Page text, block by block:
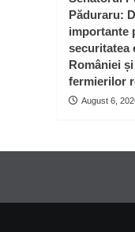
Păduraru:
importante
securitatea
României
fermierilor
August 6,